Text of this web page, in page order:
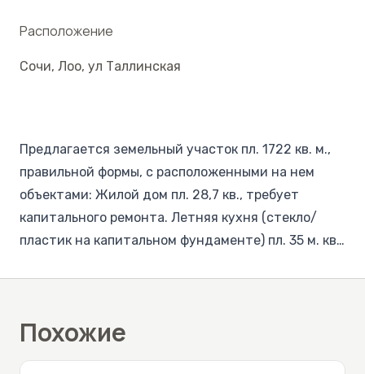
Расположение
Сочи, Лоо, ул Таллинская
Предлагается земельный участок пл. 1722 кв. м.,
правильной формы, с расположенными на нем
объектами: Жилой дом пл. 28,7 кв., требует
капитального ремонта. Летняя кухня (стекло/
пластик на капитальном фундаменте) пл. 35 м. кв.
может быть использовано как жилой дом.
Похожие